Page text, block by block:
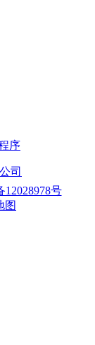
序
司
12028978号
图